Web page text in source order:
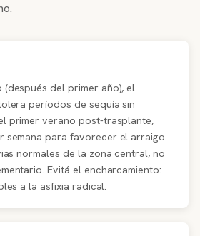
del primer año), el
períodos de sequía sin
primer verano post-trasplante,
semana para favorecer el arraigo.
normales de la zona central, no
Evitá el encharcamiento:
a la asfixia radical.